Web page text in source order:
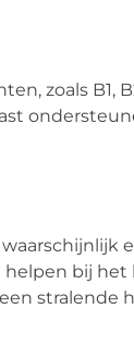
zoals B1,
bij
stralende